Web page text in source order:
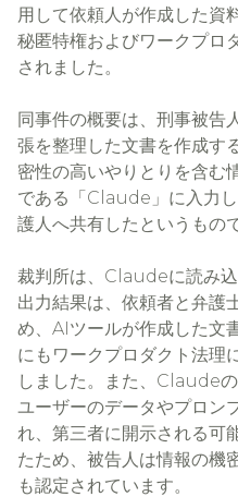
用して依頼人が作成した資
秘匿特権およびワークプロ
されました。
同事件の概要は、刑事被告
張を整理した文書を作成す
密性の高いやりとりを含む
である「Claude」に入力
護人へ共有したというもの
裁判所は、Claudeに読み
出力結果は、依頼者と弁護
め、AIツールが作成した文
にもワークプロダクト法理
しました。また、Claude
ユーザーのデータやプロン
れ、第三者に開示される可
たため、被告人は情報の機
も認定されています。